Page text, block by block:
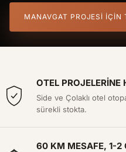
MANAVGAT PROJESI IÇIN
OTEL PROJELERINE
Side ve Çolaklı otel
sürekli stokta.
60 KM MESAFE, 1-2